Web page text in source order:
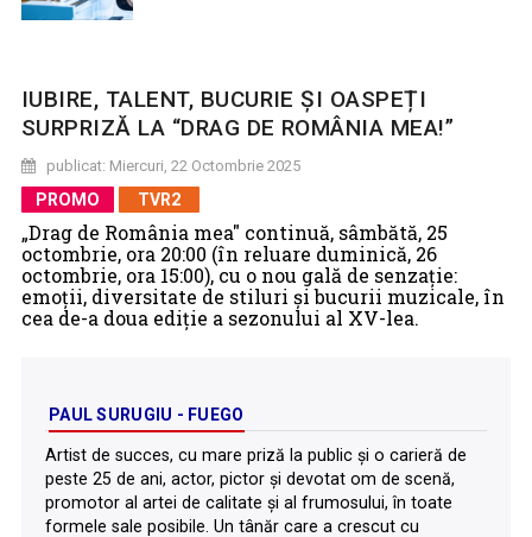
IUBIRE, TALENT, BUCURIE ȘI OASPEȚI
SURPRIZĂ LA “DRAG DE ROMÂNIA MEA!”
publicat: Miercuri, 22 Octombrie 2025
PROMO TVR2
„Drag de România mea" continuă, sâmbătă, 25
octombrie, ora 20:00 (în reluare duminică, 26
octombrie, ora 15:00), cu o nou gală de senzaţie:
emoţii, diversitate de stiluri şi bucurii muzicale, în
cea de-a doua ediție a sezonului al XV-lea.
PAUL SURUGIU - FUEGO
Artist de succes, cu mare priză la public și o carieră de
peste 25 de ani, actor, pictor și devotat om de scenă,
promotor al artei de calitate și al frumosului, în toate
formele sale posibile. Un tânăr care a crescut cu